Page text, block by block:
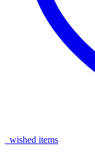
wished items